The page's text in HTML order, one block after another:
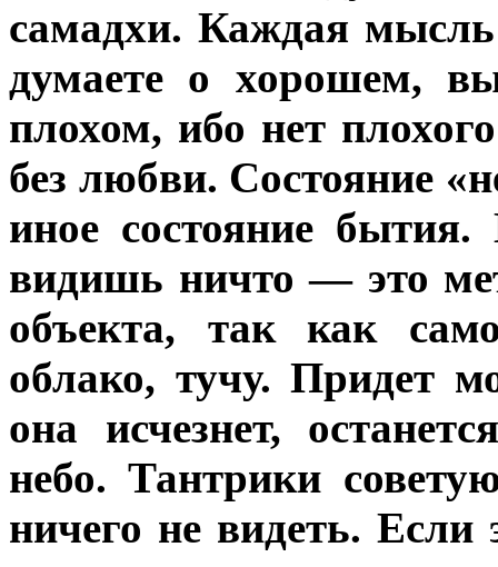
самадхи. Каждая
думаете о хорошем,
плохом, ибо нет
без любви. Состояние
иное состояние
видишь ничто — это
объекта, так как
облако, тучу. Придет
она исчезнет,
небо. Тантрики
ничего не видеть. Если